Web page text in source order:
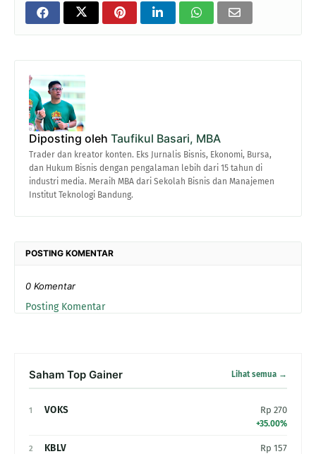
Diposting oleh Taufikul Basari, MBA
Trader dan kreator konten. Eks Jurnalis Bisnis, Ekonomi, Bursa,
dan Hukum Bisnis dengan pengalaman lebih dari 15 tahun di
industri media. Meraih MBA dari Sekolah Bisnis dan Manajemen
Institut Teknologi Bandung.
POSTING KOMENTAR
0 Komentar
Posting Komentar
Saham Top Gainer Lihat semua →
1 VOKS Rp 270
+35.00%
2 KBLV Rp 157